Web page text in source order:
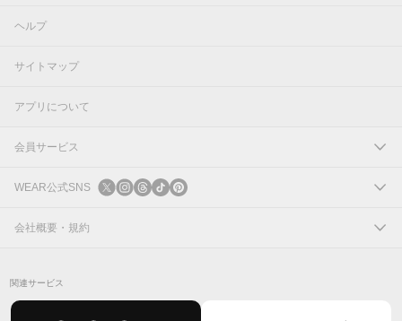
ヘルプ
サイトマップ
アプリについて
会員サービス
ログイン
新規会員登録
WEAR公式SNS
X
会社概要・規約
関連サービス